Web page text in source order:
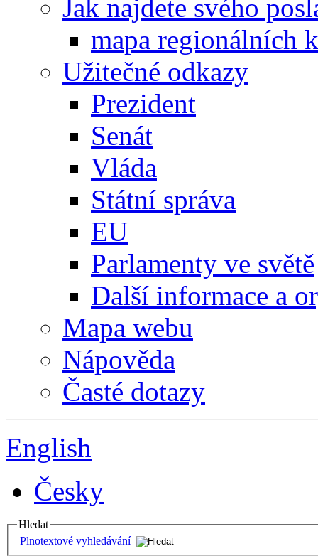
Jak najdete svého
mapa regionálních
Užitečné odkazy
Prezident
Senát
Vláda
Státní správa
EU
Parlamenty ve světě
Další informace a
Mapa webu
Nápověda
Časté dotazy
English
Česky
Hledat
Plnotextové vyhledávání